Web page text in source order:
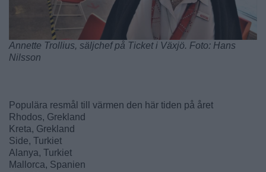
Annette Trollius, säljchef på Ticket i Växjö. Foto: Hans
Nilsson
Populära resmål till värmen den här tiden på året
Rhodos, Grekland
Kreta, Grekland
Side, Turkiet
Alanya, Turkiet
Mallorca, Spanien